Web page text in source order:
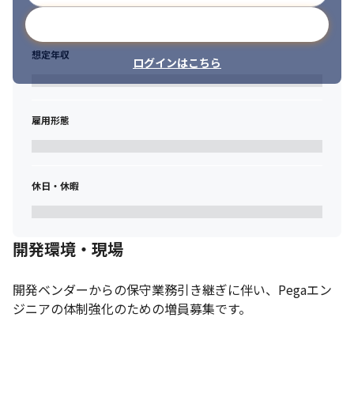
ログインはこちら
想定年収
雇用形態
休日・休暇
開発環境・現場
開発ベンダーからの保守業務引き継ぎに伴い、Pegaエン
ジニアの体制強化のための増員募集です。